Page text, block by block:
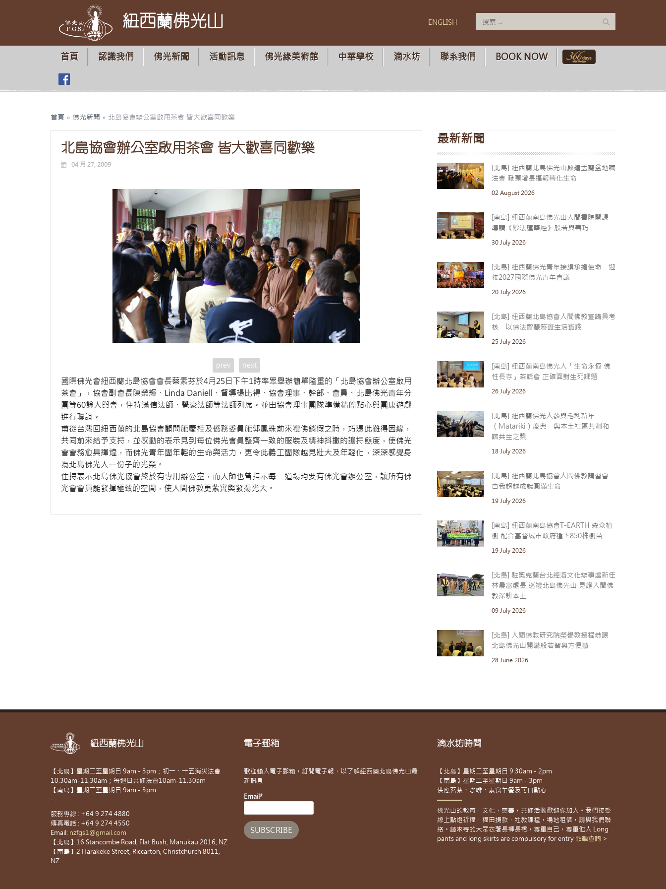
紐西蘭佛光山 ENGLISH
首頁 認識我們 佛光新聞 活動訊息 佛光緣美術館 中華學校 滴水坊 聯系我們 BOOK NOW
首頁 » 佛光新聞 » 北島協會辦公室啟用茶會 皆大歡喜同歡樂
北島協會辦公室啟用茶會 皆大歡喜同歡樂
04 月 27, 2009
prev next
國際佛光會紐西蘭北島協會會長蔡素芬於4月25日下午1時率眾舉辦簡單隆重的「北島協會辦公室啟用
茶會」，協會副會長陳榮輝、Linda Daniell、督導楊比得、協會理事、幹部、會員、北島佛光青年分
團等60餘人與會，住持滿信法師、覺豪法師等法師列席。並由協會理事團隊準備精簡點心與團康遊戲
進行聯誼。
甫從台灣回紐西蘭的北島協會顧問施慶桂及僑務委員施郭鳳珠前來禮佛銷假之時，巧遇此難得因緣，
共同前來給予支持，並感動的表示見到每位佛光會員整齊一致的服裝及精神抖擻的護持態度，使佛光
會會務愈具輝煌，而佛光青年團年輕的生命與活力，更令此義工團隊越見壯大及年輕化，深深感覺身
為北島佛光人一份子的光榮。
住持表示北島佛光協會終於有專用辦公室，而大師也曾指示每一道場均要有佛光會辦公室，讓所有佛
光會會員能發揮極致的空間，使人間佛教更紮實與發揚光大。
最新新聞
[北島] 紐西蘭北島佛光山啟建盂蘭盆地藏
法會 發願增長福報轉化生命
02 August 2026
[南島] 紐西蘭南島佛光山人間書院開課
導讀《妙法蓮華經》般若與善巧
30 July 2026
[北島] 紐西蘭佛光青年接旗承擔使命 迎
接2027國際佛光青年會議
20 July 2026
[北島] 紐西蘭北島協會人間佛教宣講員考
核 以佛法智慧落實生活實踐
25 July 2026
[南島] 紐西蘭南島佛光人「生命永恆 佛
性長存」茶話會 正確面對生死課題
26 July 2026
[北島] 紐西蘭佛光人參與毛利新年
（Matariki）慶典 與本土社區共劃和
諧共生之槳
18 July 2026
[北島] 紐西蘭北島協會人間佛教講習會
自我超越成就圓滿生命
19 July 2026
[南島] 紐西蘭南島協會T-EARTH 森众植
樹 配合基督城市政府種下850株樹苗
19 July 2026
[北島] 駐奧克蘭台北經濟文化辦事處新任
林晨富處長 巡禮北島佛光山 見證人間佛
教深耕本土
09 July 2026
[北島] 人間佛教研究院榮譽教授程恭讓
北島佛光山開講般若智與方便慧
28 June 2026
紐西蘭佛光山
【北島】星期二至星期日 9am - 3pm；初一、十五消災法會
10.30am-11.30am；每週日共修法會10am-11.30am
【南島】星期二至星期日 9am - 3pm
-
服務專線 : +64 9 274 4880
傳真電話 : +64 9 274 4550
Email: nzfgs1@gmail.com
【北島】16 Stancombe Road, Flat Bush, Manukau 2016, NZ
【南島】2 Harakeke Street, Riccarton, Christchurch 8011,
NZ
電子郵箱
歡迎輸入電子郵箱，訂閱電子報，以了解紐西蘭北島佛光山最
新訊息
Email*
滴水坊時間
【北島】星期二至星期日 9:30am - 2pm
【南島】星期二至星期日 9am - 3pm
供應茗茶、咖啡、素食午餐及可口點心
佛光山的教育，文化，慈善，共修活動歡迎你加入。我們接受
線上點燈祈福，福田捐款，社教課程，場地租借，請與我們聯
絡。請來寺的大眾衣著長褲長裙，尊重自己，尊重他人 Long
pants and long skirts are compulsory for entry 點擊查詢 >